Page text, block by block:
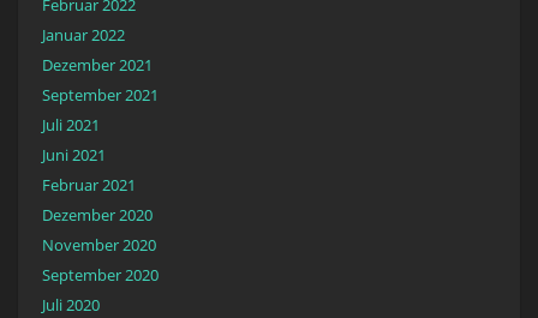
Februar 2022
Januar 2022
Dezember 2021
September 2021
Juli 2021
Juni 2021
Februar 2021
Dezember 2020
November 2020
September 2020
Juli 2020